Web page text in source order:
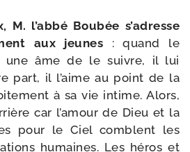
l’ab­bé Boubée s’a­dresse
aux jeunes : quand le
une âme de le suivre, il lui
part, il l’aime au point de la
à sa vie intime. Alors,
car l’a­mour de Dieu et la
pour le Ciel comblent les
humaines. Les héros et